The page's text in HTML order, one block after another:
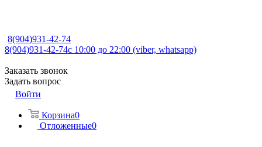
8(904)931-42-74
8(904)931-42-74с 10:00 до 22:00 (viber, whatsapp)
Заказать звонок
Задать вопрос
Войти
Корзина0
Отложенные0